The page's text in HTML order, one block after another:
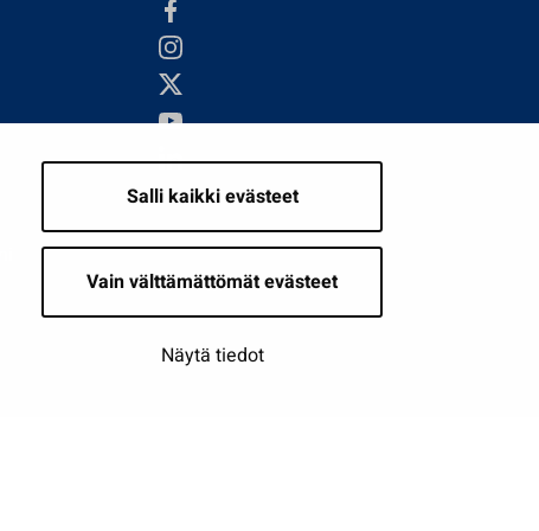
Salli kaikki evästeet
Vain välttämättömät evästeet
Näytä tiedot